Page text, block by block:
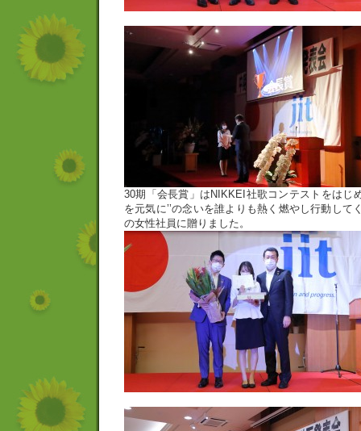
30期「会長賞」はNIKKEI社歌コンテストをはじ
を元気に’’の念いを誰よりも熱く燃やし行動して
の女性社員に贈りました。